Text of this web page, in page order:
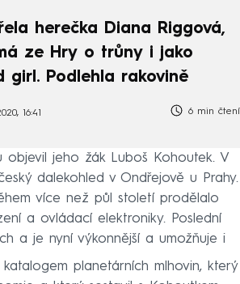
herečka Diana Riggová,
ze Hry o trůny i jako
girl. Podlehla rakovině
16:41 6 min čtení
objevil jeho žák Luboš Kohoutek. V
dalekohled v Ondřejově u Prahy.
více než půl století prodělalo
a ovládací elektroniky. Poslední
a je nyní výkonnější a umožňuje i
planetárních mlhovin, který